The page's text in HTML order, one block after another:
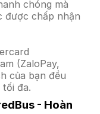
chóng mà
được chấp nhận
(ZaloPay,
của bạn đều
đa.
- Hoàn